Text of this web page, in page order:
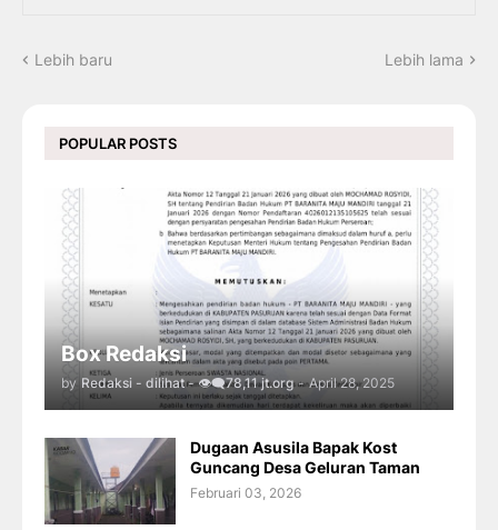
Lebih baru Lebih lama
POPULAR POSTS
Box Redaksi
by Redaksi - dilihat - 👁️‍🗨️78,11 jt.org - April 28, 2025
Dugaan Asusila Bapak Kost
Guncang Desa Geluran Taman
Februari 03, 2026